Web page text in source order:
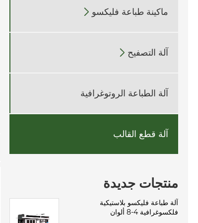
ماكينة طباعة فليكسو 
آلة التصفيح 
آلة الطباعة الروتوغرافية
آلة قطع القالب
منتجات جديدة
آلة طباعة فليكسو بلاستيكية
فلكسوغرافية 4-8 ألوان